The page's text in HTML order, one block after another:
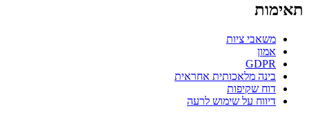
תאימות
משאבי ציות
אמון
GDPR
בינה מלאכותית אחראית
דוח שקיפות
דיווח על שימוש לרעה